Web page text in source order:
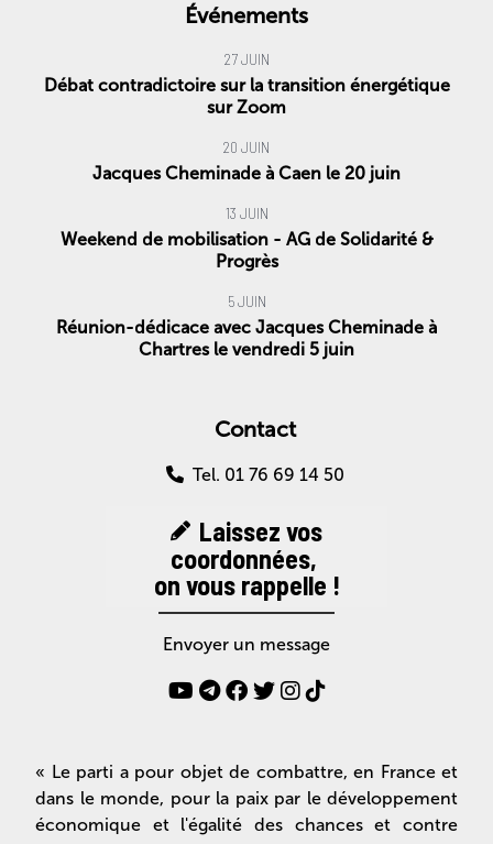
Événements
27 JUIN
Débat contradictoire sur la transition énergétique
sur Zoom
20 JUIN
Jacques Cheminade à Caen le 20 juin
13 JUIN
Weekend de mobilisation - AG de Solidarité &
Progrès
5 JUIN
Réunion-dédicace avec Jacques Cheminade à
Chartres le vendredi 5 juin
Contact
Tel. 01 76 69 14 50
Laissez vos
coordonnées,
on vous rappelle !
Envoyer un message
« Le parti a pour objet de combattre, en France et
dans le monde, pour la paix par le développement
économique et l'égalité des chances et contre